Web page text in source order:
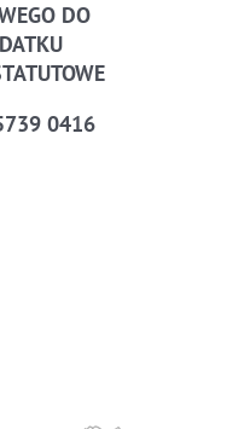
DO
0416